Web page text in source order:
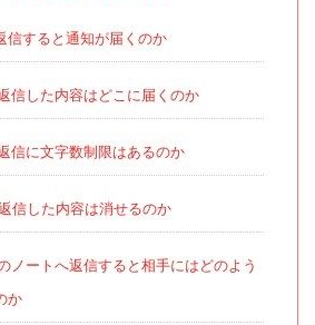
信すると通知が届くのか
信した内容はどこに届くのか
信に文字数制限はあるのか
信した内容は消せるのか
ノートへ返信すると相手にはどのよう
か